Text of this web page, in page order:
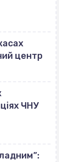
центр
ЧНУ